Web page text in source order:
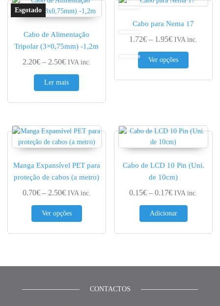
Cabo de Alimentação
Tripolar (3×0,75mm) -1,2m
2.20€ – 2.50€Price range: 2.20€ through 2.50€
IVA inc.
Ler mais
Cabo para Nema 17
1.72€ – 1.95€Price range:
IVA inc.
Ver opções
This
Manga Expansível PET para
proteção de cabos (a metro)
0.70€ – 2.50€Price range: 0.70€ through 2.50€
IVA inc.
Ver opções
This product has multiple variants. The options
Cabo de LCD 10 Pin (Uni.
de 10cm)
0.15€ – 0.17€Price range:
IVA inc.
Adicionar
CONTACTOS